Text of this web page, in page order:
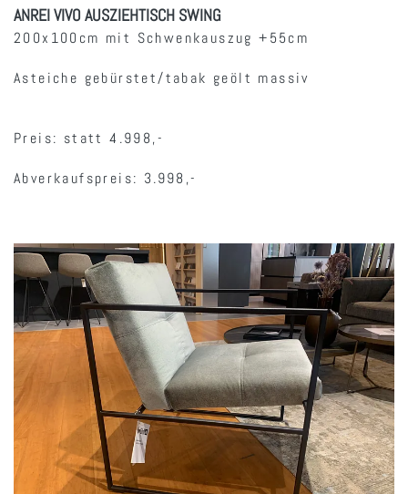
ANREI VIVO AUSZIEHTISCH SWING
200x100cm mit Schwenkauszug +55cm
Asteiche gebürstet/tabak geölt massiv
Preis: statt 4.998,-
Abverkaufspreis: 3.998,-